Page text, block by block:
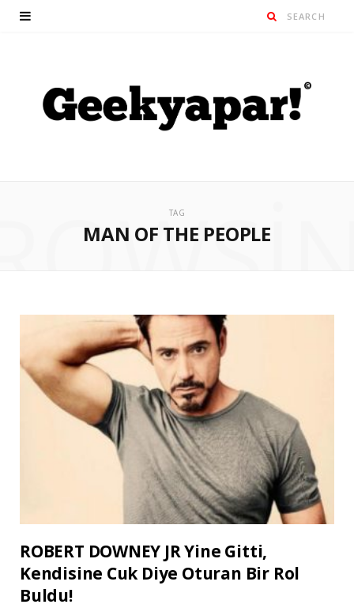
TAG
MAN OF THE PEOPLE
ROBERT DOWNEY JR Yine Gitti,
Kendisine Cuk Diye Oturan Bir Rol
Buldu!